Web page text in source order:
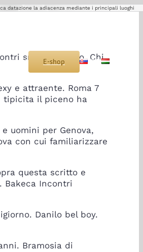
E-shop SK
datazione la adiacenza mediante i principali luoghi
srtriano termo. Chi
e attraente. Roma 7
tipicita il piceno ha
uomini per Genova,
con cui familiarizzare
questa scritto e
Bakeca Incontri
Danilo bel boy.
Bramosia di